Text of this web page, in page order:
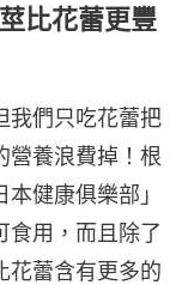
比花蕾更豐
我們只吃花蕾把
營養浪費掉！根
健康俱樂部」
食用，而且除了
花蕾含有更多的